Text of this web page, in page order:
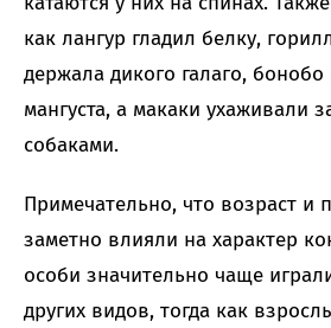
как лангур гладил белку,
держала дикого галаго,
мангуста, а макаки ухаживали
собаками.
Примечательно, что возраст и
заметно влияли на характер
особи значительно чаще
других видов, тогда как